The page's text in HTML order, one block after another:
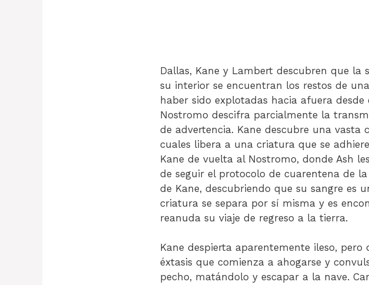
Dallas, Kane y Lambert descubren que la
su interior se encuentran los restos de
haber sido explotadas hacia afuera
Nostromo descifra parcialmente la
de advertencia. Kane descubre una vasta
cuales libera a una criatura que se
Kane de vuelta al Nostromo, donde Ash
de seguir el protocolo de cuarentena de
de Kane, descubriendo que su sangre es
criatura se separa por sí misma y es
reanuda su viaje de regreso a la tierra.
Kane despierta aparentemente ileso,
éxtasis que comienza a ahogarse y
pecho, matándolo y escapar a la nave.